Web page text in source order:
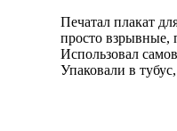
Печатал плакат
просто взрывные,
Использовал
Упаковали в